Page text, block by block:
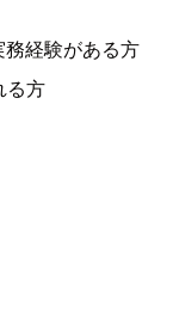
経験がある方
る方